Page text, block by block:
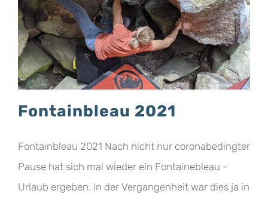
Fontainbleau 2021
Fontainbleau 2021 Nach nicht nur coronabedingter
Pause hat sich mal wieder ein Fontainebleau -
Urlaub ergeben. In der Vergangenheit war dies ja in